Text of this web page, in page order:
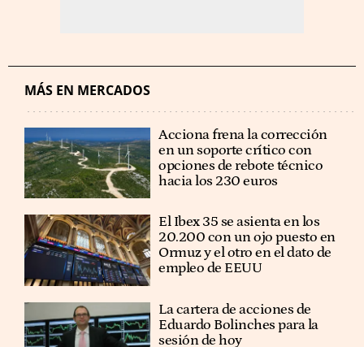
MÁS EN MERCADOS
Acciona frena la corrección
en un soporte crítico con
opciones de rebote técnico
hacia los 230 euros
El Ibex 35 se asienta en los
20.200 con un ojo puesto en
Ormuz y el otro en el dato de
empleo de EEUU
La cartera de acciones de
Eduardo Bolinches para la
sesión de hoy